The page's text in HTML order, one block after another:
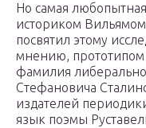
Но самая
историком
посвятил этому
мнению, прототипом
фамилия
Стефановича
издателей
язык поэмы